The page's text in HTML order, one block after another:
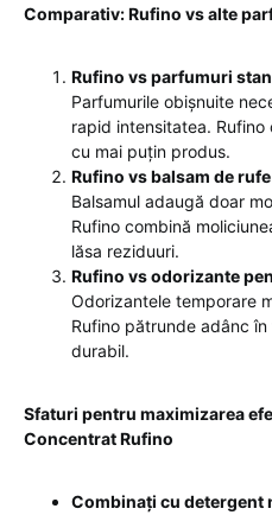
Comparativ: Rufino vs alte
Rufino vs parfumuri
Parfumurile obișnuite
rapid intensitatea.
cu mai puțin produs.
Rufino vs balsam de
Balsamul adaugă doar
Rufino combină
lăsa reziduuri.
Rufino vs odorizante
Odorizantele temporare
Rufino pătrunde adânc
durabil.
Sfaturi pentru maximizarea
Concentrat Rufino
Combinați cu detergent